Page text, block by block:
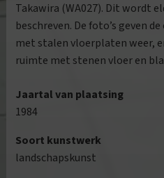
Takawira (WA027). Dit wordt
beschreven. De foto’s geven
met stalen vloerplaten weer,
ruimte met stenen vloer en
Jaartal van plaatsing
1984
Soort kunstwerk
landschapskunst